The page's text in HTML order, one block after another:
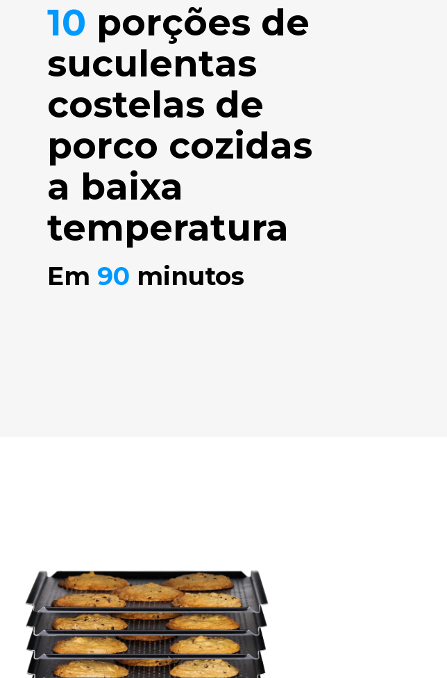
10 porções de
suculentas
costelas de
porco cozidas
a baixa
temperatura
Em 90 minutos